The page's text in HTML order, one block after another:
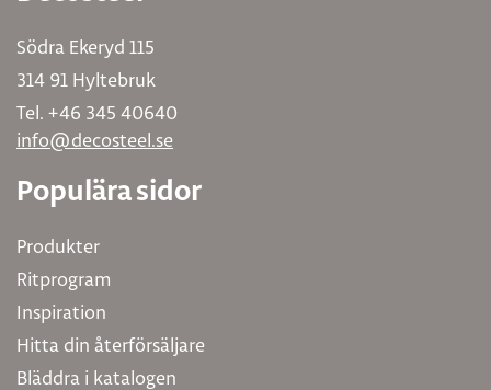
Södra Ekeryd 115
314 91 Hyltebruk
Tel. +46 345 40640
info@decosteel.se
Populära sidor
Produkter
Ritprogram
Inspiration
Hitta din återförsäljare
Bläddra i katalogen